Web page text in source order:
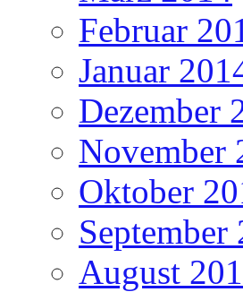
Februar
Januar
Dezember
November
Oktober
September
August